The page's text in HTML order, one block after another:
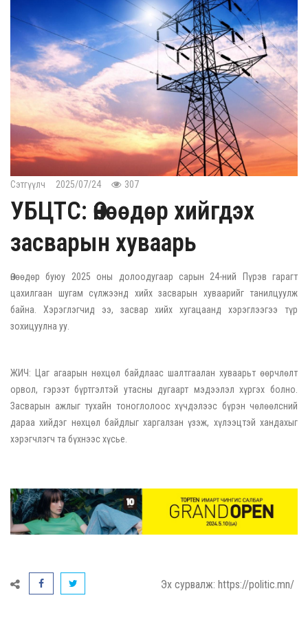
Сэтгүүлч 2025/07/24 307
УБЦТС: Өнөөдөр хийгдэх
засварын хуваарь
Өнөөдөр буюу 2025 оны долоодугаар сарын 24-ний Пүрэв гарагт
цахилгаан шугам сүлжээнд хийх засварын хуваарийг танилцуулж
байна. Хэрэглэгчид ээ, засвар хийх хугацаанд хэрэглээгээ түр
зохицуулна уу.
ЖИЧ: Цаг агаарын нөхцөл байдлаас шалтгаалан хуваарьт өөрчлөлт
орвол, гэрээт бүртгэлтэй утасны дугаарт мэдээлэл хүргэх болно.
Засварын ажлыг тухайн тоноглолоос хүчдэлээс бүрэн чөлөөлсний
дараа хийдэг нөхцөл байдлыг харгалзан үзэж, хүлээцтэй хандахыг
хэрэгчлэгч та бүхнээс хүсье.
Эх сурвалж: https://politic.mn/